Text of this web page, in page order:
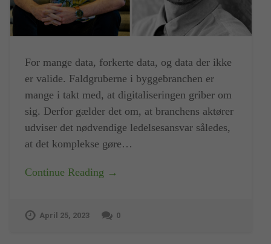
For mange data, forkerte data, og data der ikke
er valide. Faldgruberne i byggebranchen er
mange i takt med, at digitaliseringen griber om
sig. Derfor gælder det om, at branchens aktører
udviser det nødvendige ledelsesansvar således,
at det komplekse gøre…
Continue Reading →
April 25, 2023 0